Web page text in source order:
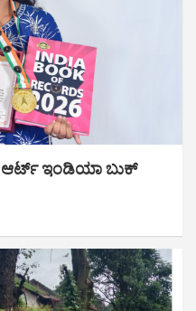
ಆರ್ಟ್ ಇಂಡಿಯಾ ಬುಕ್